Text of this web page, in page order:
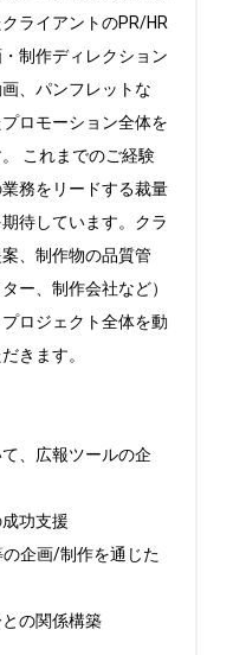
ライアントのPR/HR
制作ディレクション
、パンフレットな
ロモーション全体を
これまでのご経験
務をリードする裁量
待しています。クラ
、制作物の品質管
ー、制作会社など）
ロジェクト全体を動
きます。
、広報ツールの企
功支援
の企画/制作を通じた
の関係構築